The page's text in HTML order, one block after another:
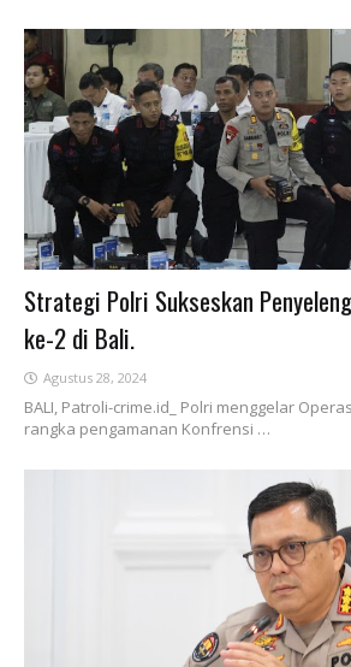
Strategi Polri Sukseskan
ke-2 di Bali.
Agustus 28, 2024
BALI, Patroli-crime.id_ Polri menggelar
rangka pengamanan Konfrensi …